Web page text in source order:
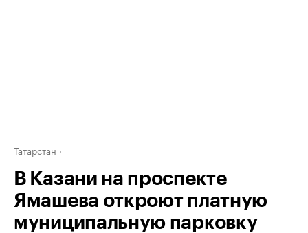
Татарстан
В Казани на проспекте
Ямашева откроют платную
муниципальную парковку